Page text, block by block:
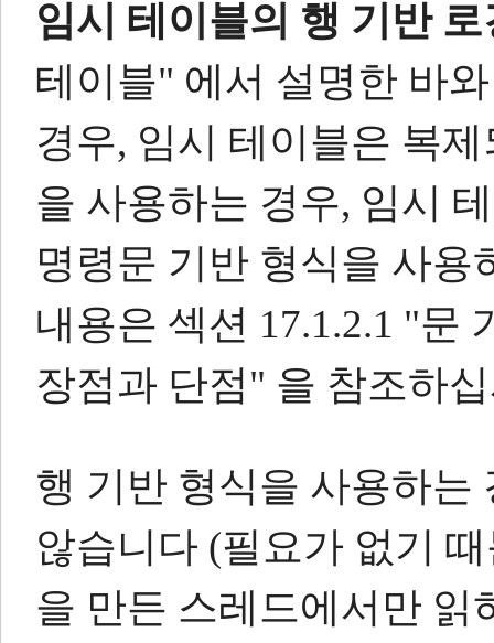
임시 테이블의 행 기반 로
테이블" 에서 설명한 바
경우, 임시 테이블은 복
을 사용하는 경우, 임시
명령문 기반 형식을 사
내용은 섹션 17.1.2.1 "문
장점과 단점" 을 참조하
행 기반 형식을 사용하는
않습니다 (필요가 없기
을 만든 스레드에서만 읽